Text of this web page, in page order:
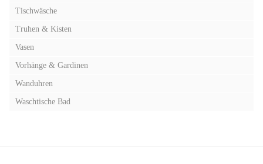
Tischwäsche
Truhen & Kisten
Vasen
Vorhänge & Gardinen
Wanduhren
Waschtische Bad